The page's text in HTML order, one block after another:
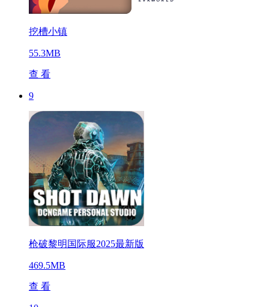
挖槽小镇
55.3MB
查 看
9
枪破黎明国际服2025最新版
469.5MB
查 看